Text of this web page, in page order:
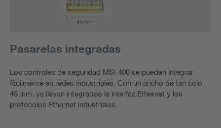
Pasarelas integradas
Los controles de seguridad MSI 400 se pueden integrar
fácilmente en redes industriales. Con un ancho de tan solo
45 mm, ya llevan integrados la interfaz Ethernet y los
protocolos Ethernet industriales.